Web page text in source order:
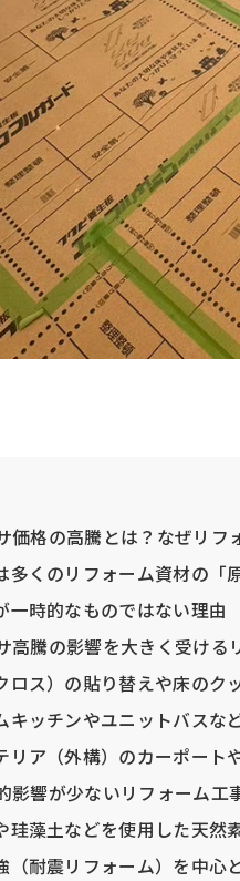
価格の高騰とは？なぜリフ
多くのリフォーム資材の「
一時的なものではない理由
高騰の影響を大きく受ける
ロス）の貼り替えや床のク
キッチンやユニットバスな
リア（外構）のカーポート
影響が少ないリフォーム工
珪藻土などを使用した天然
（耐震リフォーム）を中心